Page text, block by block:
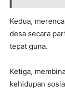
Kedua,
desa secara
tepat guna.
Ketiga,
kehidupan